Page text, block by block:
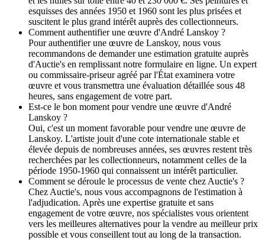
esquisses des années 1950 et 1960 sont les plus prisées et
suscitent le plus grand intérêt auprès des collectionneurs.
Comment authentifier une œuvre d'André Lanskoy ?
Pour authentifier une œuvre de Lanskoy, nous vous
recommandons de demander une estimation gratuite auprès
d'Auctie's en remplissant notre formulaire en ligne. Un expert
ou commissaire-priseur agréé par l'État examinera votre
œuvre et vous transmettra une évaluation détaillée sous 48
heures, sans engagement de votre part.
Est-ce le bon moment pour vendre une œuvre d'André
Lanskoy ?
Oui, c'est un moment favorable pour vendre une œuvre de
Lanskoy. L'artiste jouit d'une cote internationale stable et
élevée depuis de nombreuses années, ses œuvres restent très
recherchées par les collectionneurs, notamment celles de la
période 1950-1960 qui connaissent un intérêt particulier.
Comment se déroule le processus de vente chez Auctie's ?
Chez Auctie's, nous vous accompagnons de l'estimation à
l'adjudication. Après une expertise gratuite et sans
engagement de votre œuvre, nos spécialistes vous orientent
vers les meilleures alternatives pour la vendre au meilleur prix
possible et vous conseillent tout au long de la transaction.